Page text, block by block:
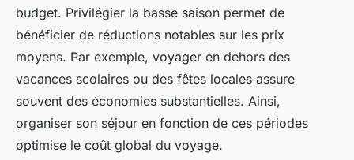
budget. Privilégier la basse saison permet de
bénéficier de réductions notables sur les prix
moyens. Par exemple, voyager en dehors des
vacances scolaires ou des fêtes locales assure
souvent des économies substantielles. Ainsi,
organiser son séjour en fonction de ces périodes
optimise le coût global du voyage.